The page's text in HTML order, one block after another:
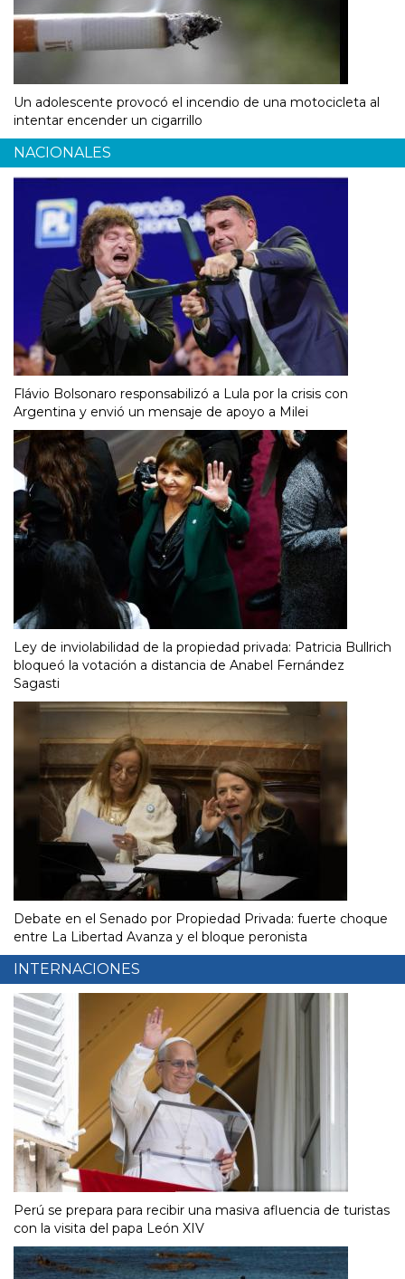
Un adolescente provocó el incendio de una motocicleta al
intentar encender un cigarrillo
NACIONALES
Flávio Bolsonaro responsabilizó a Lula por la crisis con
Argentina y envió un mensaje de apoyo a Milei
Ley de inviolabilidad de la propiedad privada: Patricia Bullrich
bloqueó la votación a distancia de Anabel Fernández
Sagasti
Debate en el Senado por Propiedad Privada: fuerte choque
entre La Libertad Avanza y el bloque peronista
INTERNACIONES
Perú se prepara para recibir una masiva afluencia de turistas
con la visita del papa León XIV